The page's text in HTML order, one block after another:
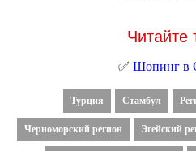
Читайте
✅ Шопинг в
Турция Стамбул
Черноморский регион Эгейский